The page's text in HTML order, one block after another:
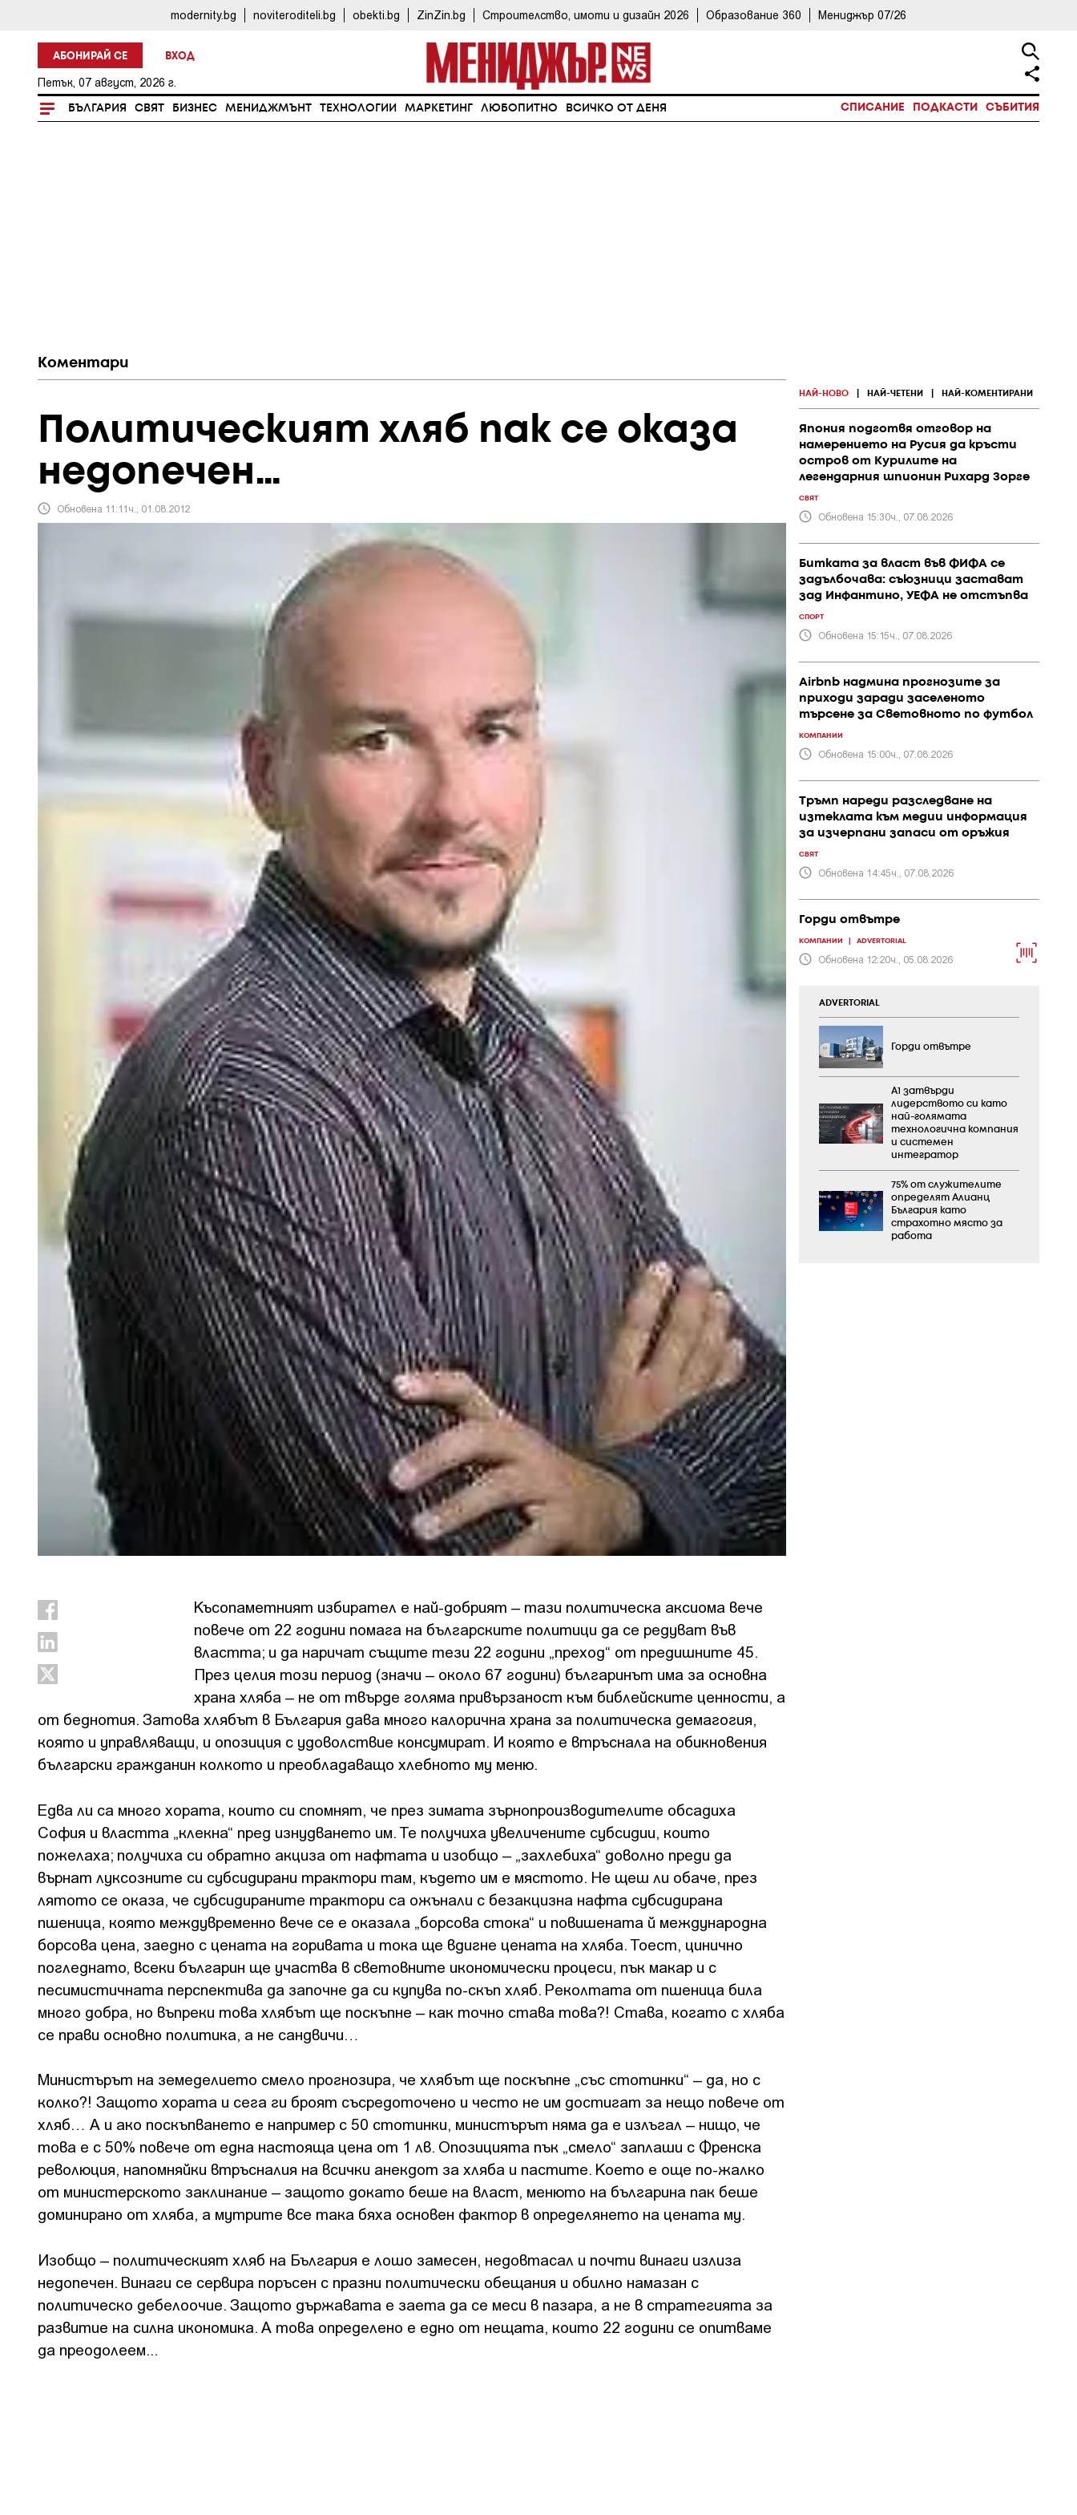
modernity.bg noviteroditeli.bg obekti.bg ZinZin.bg Строителство, имоти и дизайн 2026 Образование 360 Мениджър 07/26
АБОНИРАЙ СЕ ВХОД
Петък, 07 август, 2026 г.
БЪЛГАРИЯ СВЯТ БИЗНЕС МЕНИДЖМЪНТ ТЕХНОЛОГИИ МАРКЕТИНГ ЛЮБОПИТНО ВСИЧКО ОТ ДЕНЯ СПИСАНИЕ ПОДКАСТИ СЪБИТИЯ
Коментари
Политическият хляб пак се оказа
недопечен…
Обновена 11:11ч., 01.08.2012
Късопаметният избирател е най-добрият – тази политическа аксиома вече
повече от 22 години помага на българските политици да се редуват във
властта; и да наричат същите тези 22 години „преход“ от предишните 45.
През целия този период (значи – около 67 години) българинът има за основна
храна хляба – не от твърде голяма привързаност към библейските ценности, а
от беднотия. Затова хлябът в България дава много калорична храна за политическа демагогия,
която и управляващи, и опозиция с удоволствие консумират. И която е втръснала на обикновения
български гражданин колкото и преобладаващо хлебното му меню.
Едва ли са много хората, които си спомнят, че през зимата зърнопроизводителите обсадиха
София и властта „клекна“ пред изнудването им. Те получиха увеличените субсидии, които
пожелаха; получиха си обратно акциза от нафтата и изобщо – „захлебиха“ доволно преди да
върнат луксозните си субсидирани трактори там, където им е мястото. Не щеш ли обаче, през
лятото се оказа, че субсидираните трактори са ожънали с безакцизна нафта субсидирана
пшеница, която междувременно вече се е оказала „борсова стока“ и повишената й международна
борсова цена, заедно с цената на горивата и тока ще вдигне цената на хляба. Тоест, цинично
погледнато, всеки българин ще участва в световните икономически процеси, пък макар и с
песимистичната перспектива да започне да си купува по-скъп хляб. Реколтата от пшеница била
много добра, но въпреки това хлябът ще поскъпне – как точно става това?! Става, когато с хляба
се прави основно политика, а не сандвичи…
Министърът на земеделието смело прогнозира, че хлябът ще поскъпне „със стотинки“ – да, но с
колко?! Защото хората и сега ги броят съсредоточено и често не им достигат за нещо повече от
хляб… А и ако поскъпването е например с 50 стотинки, министърът няма да е излъгал – нищо, че
това е с 50% повече от една настояща цена от 1 лв. Опозицията пък „смело“ заплаши с Френска
революция, напомняйки втръсналия на всички анекдот за хляба и пастите. Което е още по-жалко
от министерското заклинание – защото докато беше на власт, менюто на българина пак беше
доминирано от хляба, а мутрите все така бяха основен фактор в определянето на цената му.
Изобщо – политическият хляб на България е лошо замесен, недовтасал и почти винаги излиза
недопечен. Винаги се сервира поръсен с празни политически обещания и обилно намазан с
политическо дебелоочие. Защото държавата е заета да се меси в пазара, а не в стратегията за
развитие на силна икономика. А това определено е едно от нещата, които 22 години се опитваме
да преодолеем...
НАЙ-НОВО НАЙ-ЧЕТЕНИ НАЙ-КОМЕНТИРАНИ
Япония подготвя отговор на
намерението на Русия да кръсти
остров от Курилите на
легендарния шпионин Рихард Зорге
СВЯТ
Обновена 15:30ч., 07.08.2026
Битката за власт във ФИФА се
задълбочава: съюзници застават
зад Инфантино, УЕФА не отстъпва
СПОРТ
Обновена 15:15ч., 07.08.2026
Airbnb надмина прогнозите за
приходи заради заселеното
търсене за Световното по футбол
КОМПАНИИ
Обновена 15:00ч., 07.08.2026
Тръмп нареди разследване на
изтеклата към медии информация
за изчерпани запаси от оръжия
СВЯТ
Обновена 14:45ч., 07.08.2026
Горди отвътре
КОМПАНИИ ADVERTORIAL
Обновена 12:20ч., 05.08.2026
ADVERTORIAL
Горди отвътре
А1 затвърди
лидерството си като
най-голямата
технологична компания
и системен
интегратор
75% от служителите
определят Алианц
България като
страхотно място за
работа